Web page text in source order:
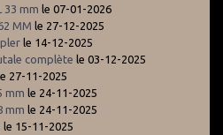
33 mm le 07-01-2026
MM le 27-12-2025
le 14-12-2025
complète le 03-12-2025
le 27-11-2025
mm le 24-11-2025
mm le 24-11-2025
le 15-11-2025